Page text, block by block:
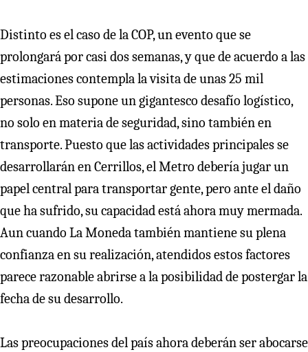
Distinto es el caso de la COP, un evento que se
prolongará por casi dos semanas, y que de acuerdo a las
estimaciones contempla la visita de unas 25 mil
personas. Eso supone un gigantesco desafío logístico,
no solo en materia de seguridad, sino también en
transporte. Puesto que las actividades principales se
desarrollarán en Cerrillos, el Metro debería jugar un
papel central para transportar gente, pero ante el daño
que ha sufrido, su capacidad está ahora muy mermada.
Aun cuando La Moneda también mantiene su plena
confianza en su realización, atendidos estos factores
parece razonable abrirse a la posibilidad de postergar la
fecha de su desarrollo.
Las preocupaciones del país ahora deberán ser abocarse